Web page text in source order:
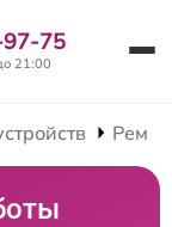
75
21:00